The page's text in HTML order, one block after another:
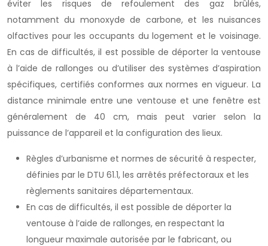
éviter les risques de refoulement des gaz brûlés,
notamment du monoxyde de carbone, et les nuisances
olfactives pour les occupants du logement et le voisinage.
En cas de difficultés, il est possible de déporter la ventouse
à l’aide de rallonges ou d’utiliser des systèmes d’aspiration
spécifiques, certifiés conformes aux normes en vigueur. La
distance minimale entre une ventouse et une fenêtre est
généralement de 40 cm, mais peut varier selon la
puissance de l’appareil et la configuration des lieux.
Règles d’urbanisme et normes de sécurité à respecter,
définies par le DTU 61.1, les arrêtés préfectoraux et les
règlements sanitaires départementaux.
En cas de difficultés, il est possible de déporter la
ventouse à l’aide de rallonges, en respectant la
longueur maximale autorisée par le fabricant, ou